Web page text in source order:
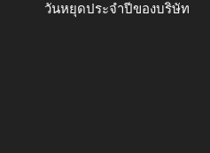
วันหยุดประจำปีของบริษัท